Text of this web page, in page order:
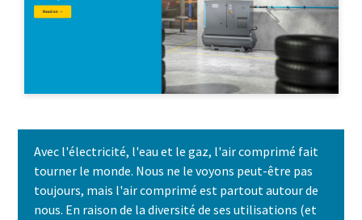
Avec l'électricité, l'eau et le gaz, l'air comprimé fait
tourner le monde. Nous ne le voyons peut-être pas
toujours, mais l'air comprimé est partout autour de
nous. En raison de la diversité de ses utilisations (et